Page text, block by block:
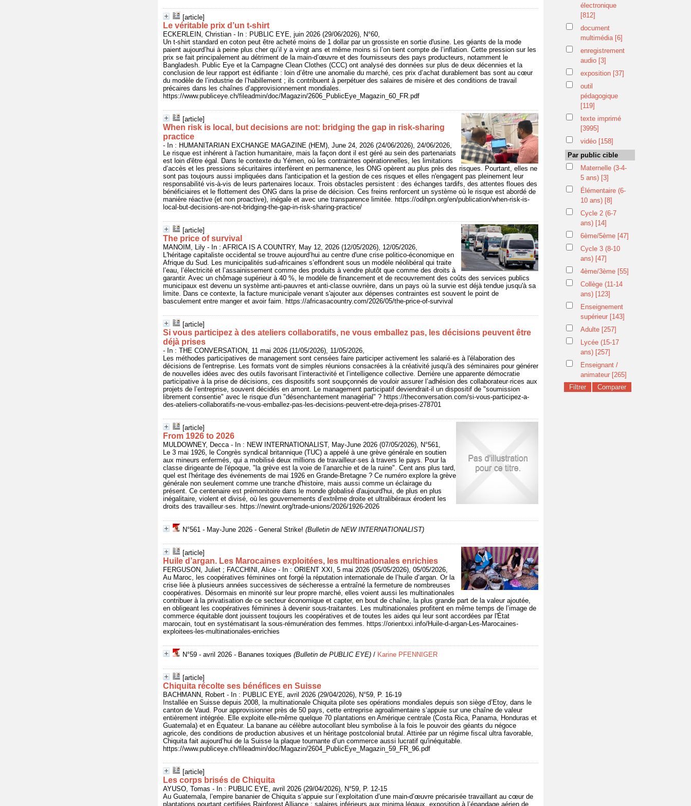
[article]
Le véritable prix d’un t-shirt
ECKERLEIN, Christian - In : PUBLIC EYE, juin 2026 (29/06/2026), N°60,
Un t-shirt standard en coton peut être acheté moins de 1 dollar par un grossiste en sortie d'usine. Les géants de la mode
paient aujourd’hui à peine plus cher qu’il y a vingt ans et même moins si l’on tient compte de l’inflation. Cette pression sur les
prix se fait principalement au détriment de la main-d’œuvre et des fournisseurs des pays producteurs, notamment le
Bangladesh. Public Eye et la Campagne Clean Clothes (CCC) ont analysé des données sur plus de deux décennies et la
conclusion de leur rapport est édifiante : loin d’être une anomalie du marché, ces prix d’achat durablement bas sont au cœur
du modèle de l’industrie de l’habillement ; ils contribuent à perpétuer des salaires de misère et des conditions de travail
précaires dans les chaînes d’approvisionnement mondiales.
https://www.publiceye.ch/fileadmin/doc/Magazin/2606_PublicEye_Magazin_60_FR.pdf
[article]
When risk is local, but decisions are not: bridging the gap in risk-sharing
practice
- In : HUMANITARIAN EXCHANGE MAGAZINE (HEM), June 24, 2026 (24/06/2026), 24/06/2026,
Le risque est inhérent à l'action humanitaire, mais la façon dont il est géré au sein des partenariats
est loin d'être égal. Dans le contexte du Yémen, où les contraintes opérationnelles, les limitations
d’accès et les pressions sécuritaires interfèrent en permanence, les ONG opèrent au plus près des risques. Pourtant, elles ne
sont pas toujours aussi impliquées dans l'anticipation et la gestion de ces risques et elles n'engagent pas pleinement leur
responsabilité vis-à-vis de leurs partenaires locaux. Trois obstacles persistent : des échanges tardifs, des attentes floues des
bénéficiaires et le flottement des ONG dans la prise de décision. Ces freins renforcent un système où le risque est abordé de
manière réactive (et non proactive), inégale et avec une transparence limitée. https://odihpn.org/en/publication/when-risk-is-
local-but-decisions-are-not-bridging-the-gap-in-risk-sharing-practice/
[article]
The price of survival
MANOIM, Lily - In : AFRICA IS A COUNTRY, May 12, 2026 (12/05/2026), 12/05/2026,
L'héritage capitaliste occidental se trouve aujourd’hui au centre d'une crise politico-économique en
Afrique du Sud. Les municipalités sud-africaines s’effondrent sous un modèle néolibéral qui traite
l’eau, l’électricité et l’assainissement comme des produits à vendre plutôt que comme des droits à
garantir. Avec un chômage supérieur à 40 %, le modèle de financement et de recouvrement des coûts des services publics
municipaux est devenu un système anti-pauvres et anti-classe ouvrière, dans un pays où la survie est déjà tendue jusqu'à sa
limite. Dans ce contexte, la facture municipale venant s'ajouter aux dépenses contraintes est souvent le point de
basculement entre manger et avoir faim. https://africasacountry.com/2026/05/the-price-of-survival
[article]
Si vous participez à des ateliers collaboratifs, ne vous emballez pas, les décisions peuvent être
déjà prises
- In : THE CONVERSATION, 11 mai 2026 (11/05/2026), 11/05/2026,
Les méthodes participatives de management sont censées faire participer activement les salarié·es à l'élaboration des
décisions de l'entreprise. Les formats vont de simples réunions consacrées à la créativité jusqu'à des séminaires pour générer
de nouvelles idées avec des outils favorisant l’interactivité et l’intelligence collective. Derrière une apparente démocratie
participative à la prise de décisions, ces dispositifs sont soupçonnés de vouloir assurer l’adhésion des collaborateur·rices aux
projets de l’entreprise, souvent décidés en amont. Le management participatif deviendrait-il un dispositif de "soumission
librement consentie" avec le risque d'un "désenchantement managérial" ? https://theconversation.com/si-vous-participez-a-
des-ateliers-collaboratifs-ne-vous-emballez-pas-les-decisions-peuvent-etre-deja-prises-278701
[article]
From 1926 to 2026
MULDOWNEY, Decca - In : NEW INTERNATIONALIST, May-June 2026 (07/05/2026), N°561,
Le 3 mai 1926, le Congrès syndical britannique (TUC) a appelé à une grève générale en soutien
aux mineurs enfermés, qui a mobilisé deux millions de travailleur·ses à travers le pays. Pour la
classe dirigeante de l'époque, "la grève est la voie de l’anarchie et de la ruine". Cent ans plus tard,
quel est l'héritage des événements de mai 1926 en Grande-Bretagne ? Ce numéro explore la grève
générale non seulement comme une tranche d'histoire, mais aussi comme un éclairage du
présent. Ce centenaire est prémonitoire dans le monde globalisé d'aujourd'hui, de plus en plus
inégalitaire, violent et divisé, où les gouvernements d’extrême droite et ultralibéraux érodent les
droits des travailleur·ses. https://newint.org/trade-unions/2026/1926-2026
N°561 - May-June 2026 - General Strike! (Bulletin de NEW INTERNATIONALIST)
[article]
Huile d’argan. Les Marocaines exploitées, les multinationales enrichies
FERGUSON, Juliet ; FACCHINI, Alice - In : ORIENT XXI, 5 mai 2026 (05/05/2026), 05/05/2026,
Au Maroc, les coopératives féminines ont forgé la réputation internationale de l’huile d’argan. Or la
crise liée à plusieurs années successives de sécheresse a entraîné la fermeture de nombreuses
coopératives. Désormais en minorité sur leur propre marché, elles voient aussi les multinationales
contribuer à la privatisation de ce secteur économique et capter, en bout de chaîne, la plus grande part de la valeur ajoutée,
en obligeant les coopératives féminines à devenir sous-traitantes. Les multinationales profitent en même temps de l’image de
commerce équitable dont jouissent toujours les coopératives et de toutes les aides qui leur sont accordées par l'État
marocain, tout en systématisant la sous-rémunération des femmes. https://orientxxi.info/Huile-d-argan-Les-Marocaines-
exploitees-les-multinationales-enrichies
N°59 - avril 2026 - Bananes toxiques (Bulletin de PUBLIC EYE) / Karine PFENNIGER
[article]
Chiquita récolte ses bénéfices en Suisse
BACHMANN, Robert - In : PUBLIC EYE, avril 2026 (29/04/2026), N°59, P. 16-19
Installée en Suisse depuis 2008, la multinationale Chiquita pilote ses opérations mondiales depuis son siège d’Etoy, dans le
canton de Vaud. Pour approvisionner près de 50 pays, cette entreprise agroalimentaire s’appuie sur une chaîne de valeur
entièrement intégrée. Elle exploite elle-même quelque 70 plantations en Amérique centrale (Costa Rica, Panama, Honduras et
Guatemala) et en Équateur. La banane au célèbre autocollant bleu symbolise à la fois le pouvoir des géants du négoce
agricole, des conditions de production abusives et un héritage postcolonial brutal. Attirée par un régime fiscal ultra favorable,
Chiquita fait aujourd’hui de la Suisse la plaque tournante d’un commerce aussi lucratif qu'inéquitable.
https://www.publiceye.ch/fileadmin/doc/Magazin/2604_PublicEye_Magazin_59_FR_96.pdf
[article]
Les corps brisés de Chiquita
AYUSO, Tomas - In : PUBLIC EYE, avril 2026 (29/04/2026), N°59, P. 12-15
Au Guatemala, l’empire bananier de Chiquita s’appuie sur l’exploitation d’une main-d’œuvre précarisée travaillant au cœur de
plantations pourtant certifiées Rainforest Alliance : salaires inférieurs aux minima légaux, exposition à l’épandage aérien de
électronique
[812]
document
multimédia [6]
enregistrement
audio [3]
exposition [37]
outil
pédagogique
[119]
texte imprimé
[3995]
vidéo [158]
Par public cible
Maternelle (3-4-
5 ans) [3]
Élémentaire (6-
10 ans) [8]
Cycle 2 (6-7
ans) [14]
6ème/5ème [47]
Cycle 3 (8-10
ans) [47]
4ème/3ème [55]
Collège (11-14
ans) [123]
Enseignement
supérieur [143]
Adulte [257]
Lycée (15-17
ans) [257]
Enseignant /
animateur [265]